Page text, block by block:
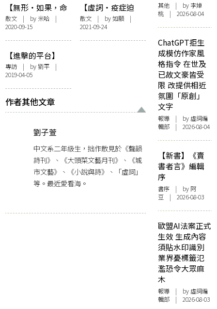
【無形・如果，命
運能選擇】明白，
你可以的
散文 | by 米哈 |
2020-09-15
【虛詞・疫症迫
降】如願以「日
常」
散文| by 如願 |
2021-09-24
【進擊的平台】
tbc…story︰誓做
「故事界
Netflix」！
專訪 | by劉平 |
2019-04-05
作者其他文章
劉子萱
中文系二年級生，拙作散見於《聲韻
詩刊》、《大頭菜文藝月刊》、《城
市文藝》、《小說與詩》、「虛詞」
等。最近愛看海。
其他 | by 李焯
桃 | 2026-08-04
ChatGPT拒生
成模仿作家風
格指令 在世及
已故文豪皆受
限 改提供相近
氛圍「原創」
文字
報導 | by 虛詞編
輯部 | 2026-08-04
【新書】《賣
書者言》編輯
序
書序 | by 阿
豆 | 2026-08-03
歐盟AI法案正式
生效 生成內容
須貼水印識別
業界憂標籤氾
濫恐令大眾麻
木
報導 | by 虛詞編
輯部 | 2026-08-03